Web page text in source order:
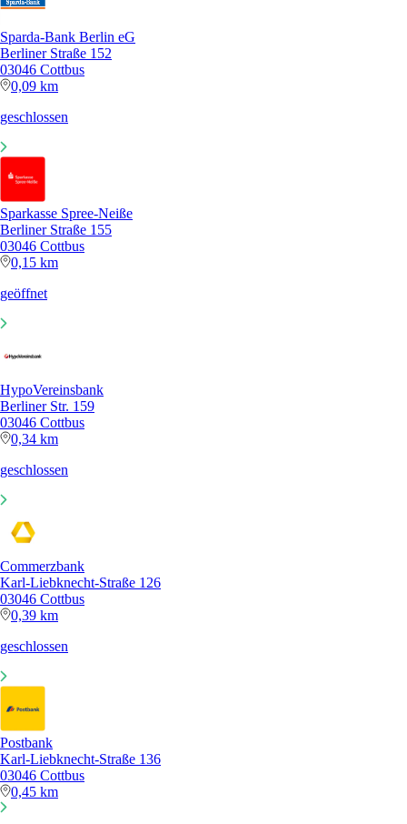
Sparda-Bank Berlin eG
Berliner Straße 152
03046 Cottbus
0,09 km
geschlossen
Sparkasse Spree-Neiße
Berliner Straße 155
03046 Cottbus
0,15 km
geöffnet
HypoVereinsbank
Berliner Str. 159
03046 Cottbus
0,34 km
geschlossen
Commerzbank
Karl-Liebknecht-Straße 126
03046 Cottbus
0,39 km
geschlossen
Postbank
Karl-Liebknecht-Straße 136
03046 Cottbus
0,45 km